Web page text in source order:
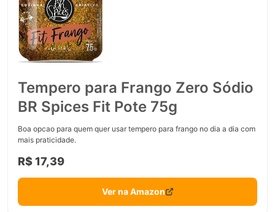
Tempero para Frango Zero Sódio
BR Spices Fit Pote 75g
Boa opcao para quem quer usar tempero para frango no dia a dia com
mais praticidade.
R$ 17,39
Ver na Amazon